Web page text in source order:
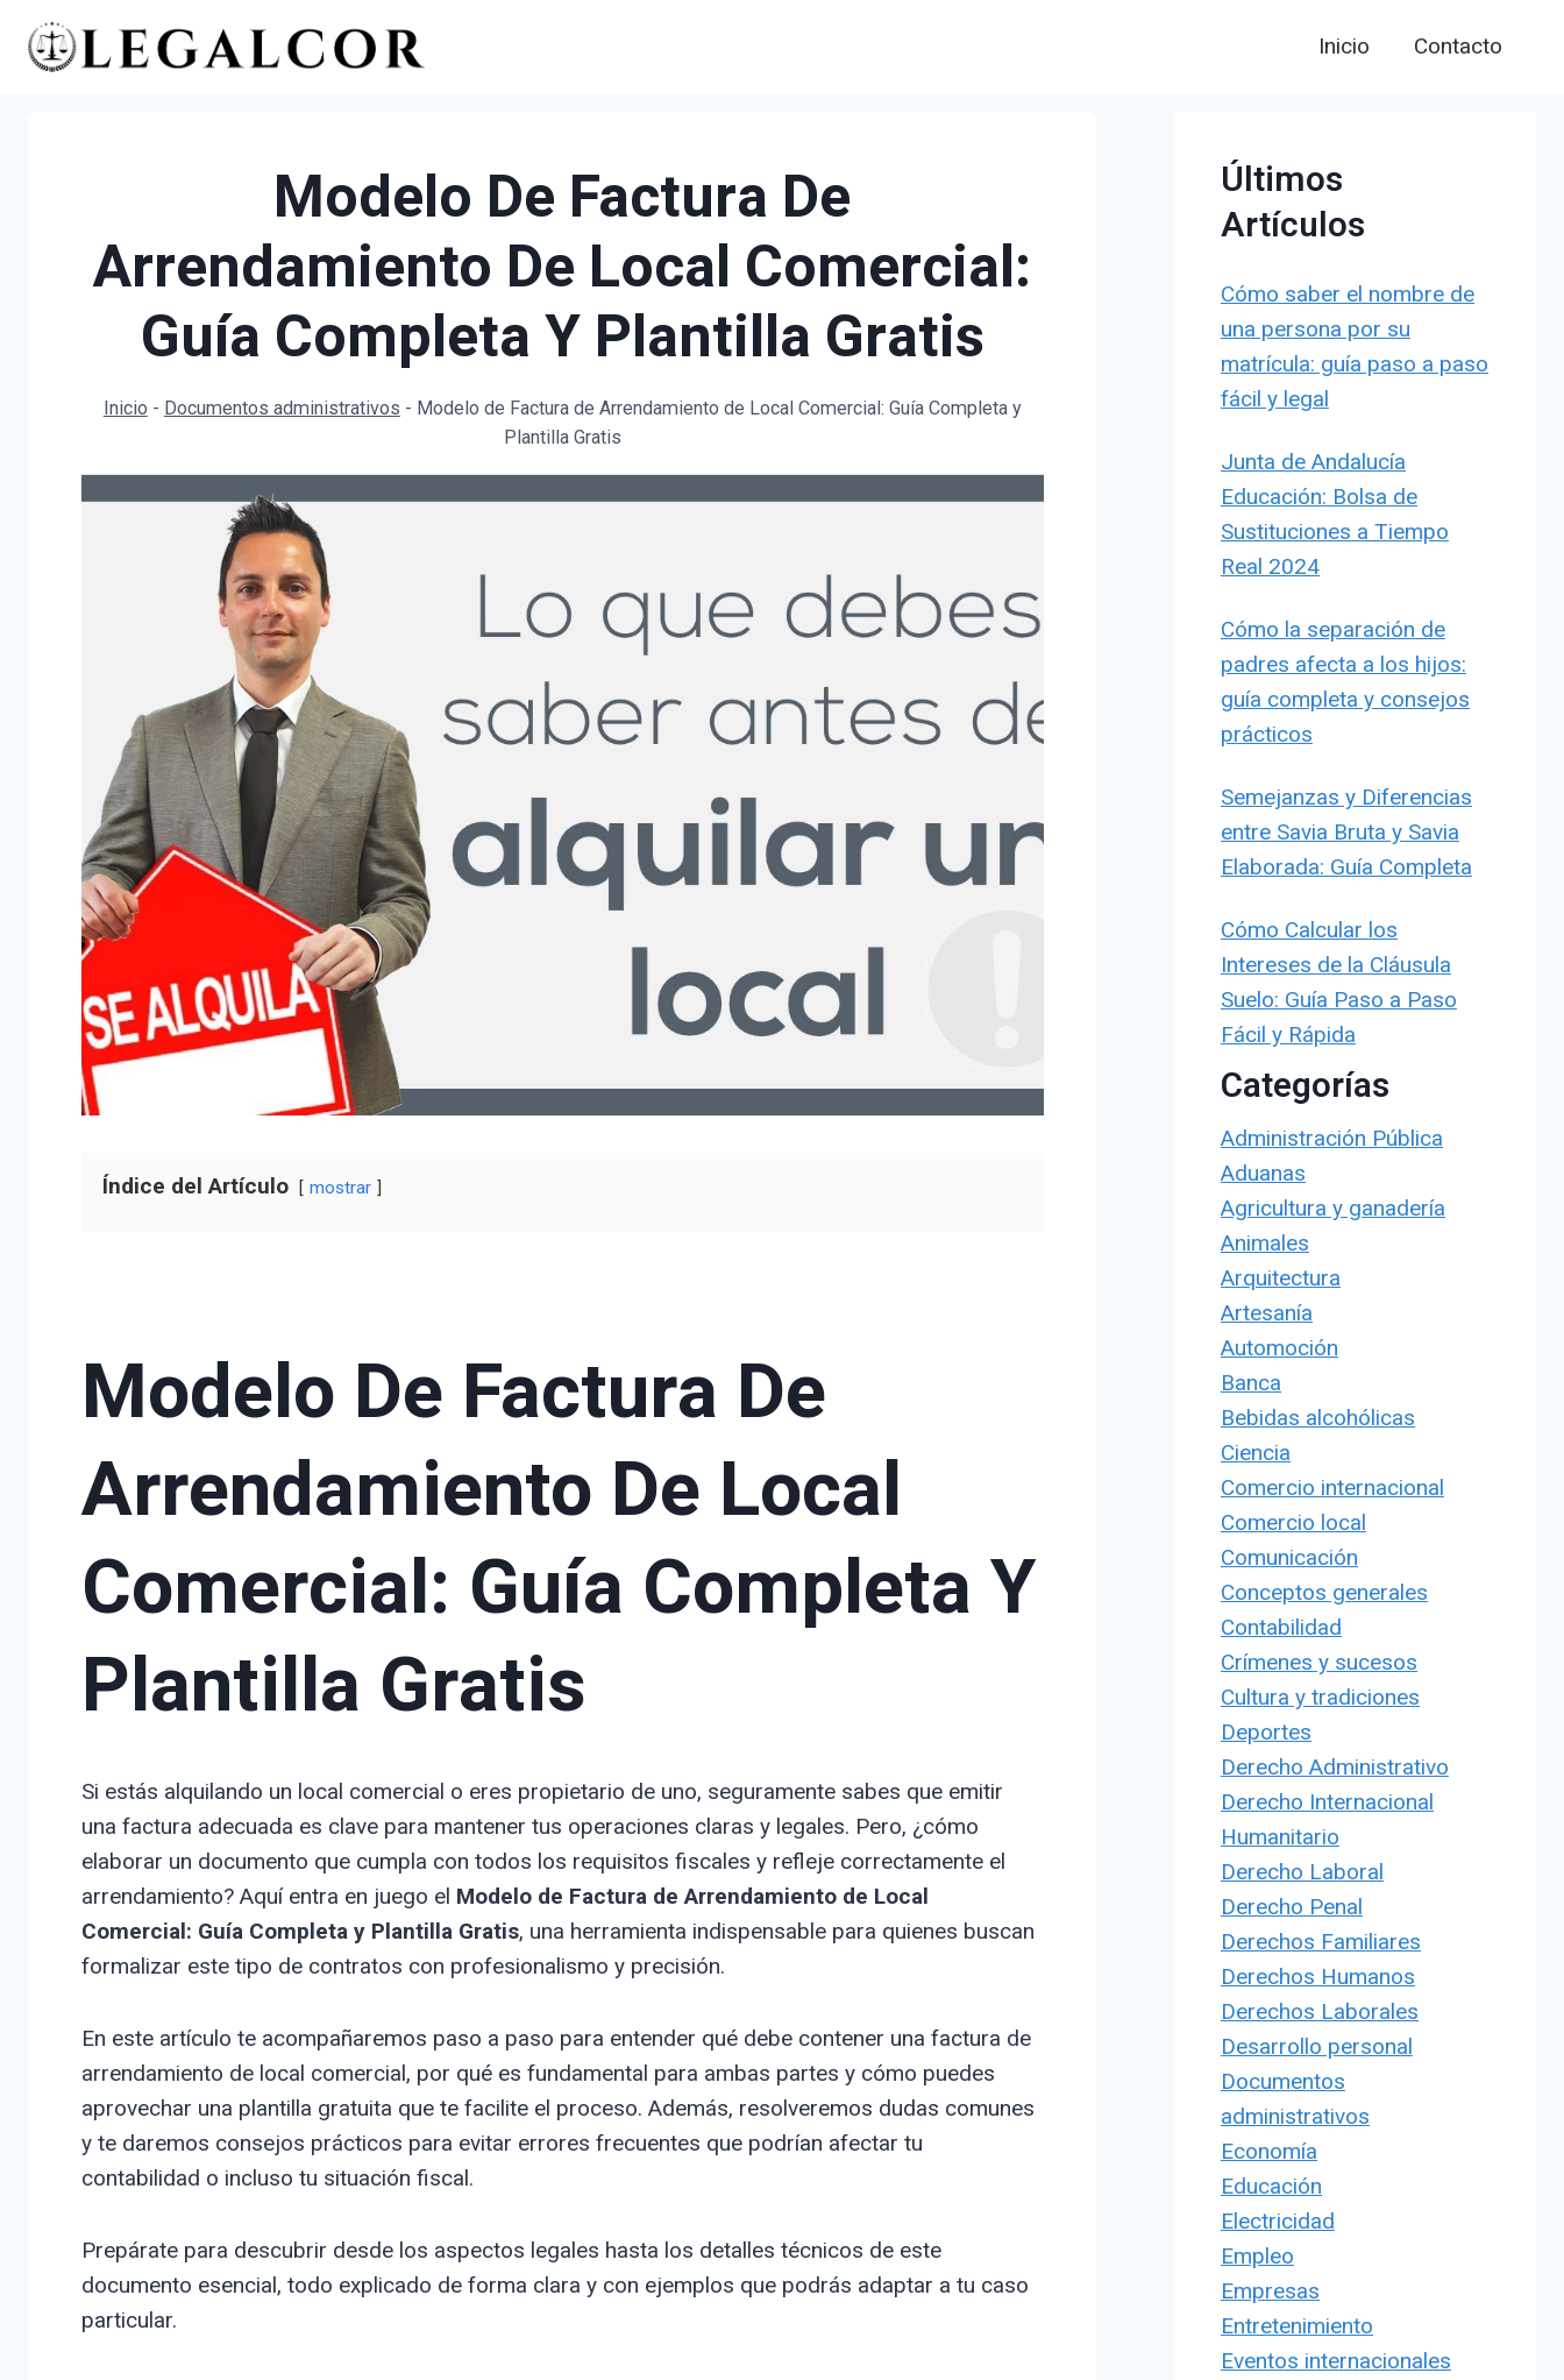
Saltar
Inicio Contacto
Modelo De Factura De
Arrendamiento De Local Comercial:
Guía Completa Y Plantilla Gratis
Inicio - Documentos administrativos - Modelo de Factura de Arrendamiento de Local Comercial: Guía Completa y
Plantilla Gratis
Índice del Artículo mostrar
Modelo De Factura De
Arrendamiento De Local
Comercial: Guía Completa Y
Plantilla Gratis
Si estás alquilando un local comercial o eres propietario de uno, seguramente sabes que emitir
una factura adecuada es clave para mantener tus operaciones claras y legales. Pero, ¿cómo
elaborar un documento que cumpla con todos los requisitos fiscales y refleje correctamente el
arrendamiento? Aquí entra en juego el Modelo de Factura de Arrendamiento de Local
Comercial: Guía Completa y Plantilla Gratis, una herramienta indispensable para quienes buscan
formalizar este tipo de contratos con profesionalismo y precisión.
En este artículo te acompañaremos paso a paso para entender qué debe contener una factura de
arrendamiento de local comercial, por qué es fundamental para ambas partes y cómo puedes
aprovechar una plantilla gratuita que te facilite el proceso. Además, resolveremos dudas comunes
y te daremos consejos prácticos para evitar errores frecuentes que podrían afectar tu
contabilidad o incluso tu situación fiscal.
Prepárate para descubrir desde los aspectos legales hasta los detalles técnicos de este
documento esencial, todo explicado de forma clara y con ejemplos que podrás adaptar a tu caso
particular.
Últimos
Artículos
Cómo saber el nombre de
una persona por su
matrícula: guía paso a paso
fácil y legal
Junta de Andalucía
Educación: Bolsa de
Sustituciones a Tiempo
Real 2024
Cómo la separación de
padres afecta a los hijos:
guía completa y consejos
prácticos
Semejanzas y Diferencias
entre Savia Bruta y Savia
Elaborada: Guía Completa
Cómo Calcular los
Intereses de la Cláusula
Suelo: Guía Paso a Paso
Fácil y Rápida
Categorías
Administración Pública
Aduanas
Agricultura y ganadería
Animales
Arquitectura
Artesanía
Automoción
Banca
Bebidas alcohólicas
Ciencia
Comercio internacional
Comercio local
Comunicación
Conceptos generales
Contabilidad
Crímenes y sucesos
Cultura y tradiciones
Deportes
Derecho Administrativo
Derecho Internacional
Humanitario
Derecho Laboral
Derecho Penal
Derechos Familiares
Derechos Humanos
Derechos Laborales
Desarrollo personal
Documentos
administrativos
Economía
Educación
Electricidad
Empleo
Empresas
Entretenimiento
Eventos internacionales